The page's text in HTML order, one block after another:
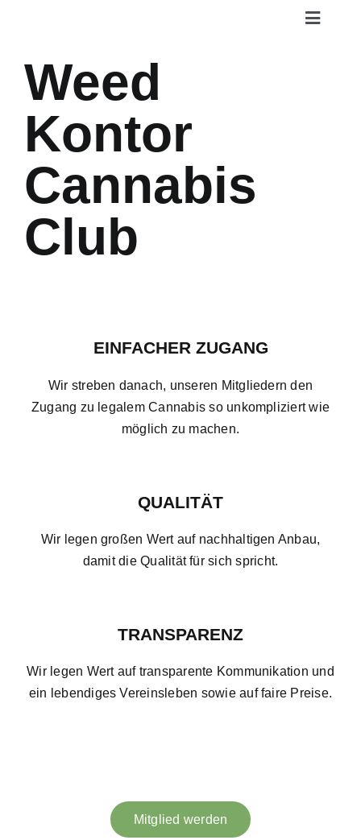
Toggle
Home
Über uns
Philosophie
Kontakt
Weed
Kontor
Cannabis
Club
EINFACHER ZUGANG
Wir streben danach, unseren Mitgliedern den
Zugang zu legalem Cannabis so unkompliziert wie
möglich zu machen.
QUALITÄT
Wir legen großen Wert auf nachhaltigen Anbau,
damit die Qualität für sich spricht.
TRANSPARENZ
Wir legen Wert auf transparente Kommunikation und
ein lebendiges Vereinsleben sowie auf faire Preise.
Mitglied werden